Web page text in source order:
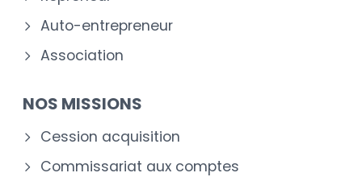
Auto-entrepreneur
Association
NOS MISSIONS
Cession acquisition
Commissariat aux comptes